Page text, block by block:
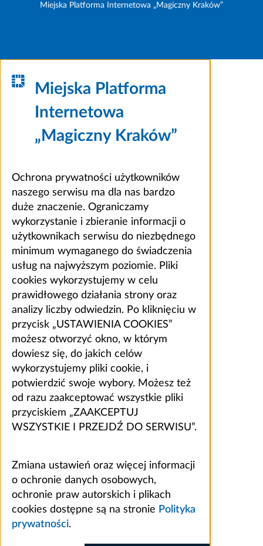
Miejska Platforma Internetowa „Magiczny Kraków”
Miejska Platforma
Internetowa
„Magiczny Kraków”
Ochrona prywatności użytkowników
naszego serwisu ma dla nas bardzo
duże znaczenie. Ograniczamy
wykorzystanie i zbieranie informacji o
użytkownikach serwisu do niezbędnego
minimum wymaganego do świadczenia
usług na najwyższym poziomie. Pliki
cookies wykorzystujemy w celu
prawidłowego działania strony oraz
analizy liczby odwiedzin. Po kliknięciu w
przycisk „USTAWIENIA COOKIES”
możesz otworzyć okno, w którym
dowiesz się, do jakich celów
wykorzystujemy pliki cookie, i
potwierdzić swoje wybory. Możesz też
od razu zaakceptować wszystkie pliki
przyciskiem „ZAAKCEPTUJ
WSZYSTKIE I PRZEJDŹ DO SERWISU”.
Zmiana ustawień oraz więcej informacji
o ochronie danych osobowych,
ochronie praw autorskich i plikach
cookies dostępne są na stronie Polityka
prywatności.